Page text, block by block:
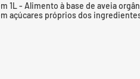
1L - Alimento à base de aveia
açúcares próprios dos